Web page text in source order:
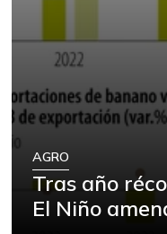
AGRO
Tras año
El Niño